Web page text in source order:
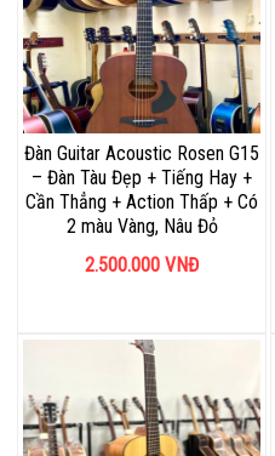
Đàn Guitar Acoustic Rosen G15
– Đàn Tàu Đẹp + Tiếng Hay +
Cần Thẳng + Action Thấp + Có
2 màu Vàng, Nâu Đỏ
2.500.000 VNĐ